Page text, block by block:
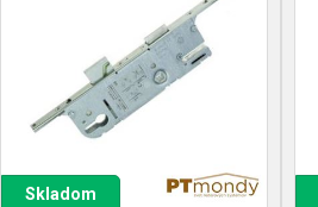
Skladom